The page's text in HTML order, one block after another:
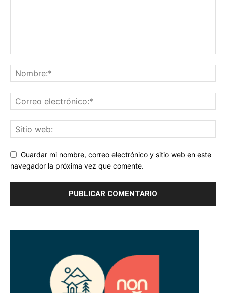
Guardar mi nombre, correo electrónico y sitio web en este
navegador la próxima vez que comente.